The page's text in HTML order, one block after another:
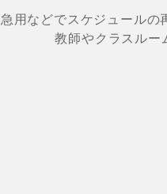
急用などでスケジュール
教師やクラスルー